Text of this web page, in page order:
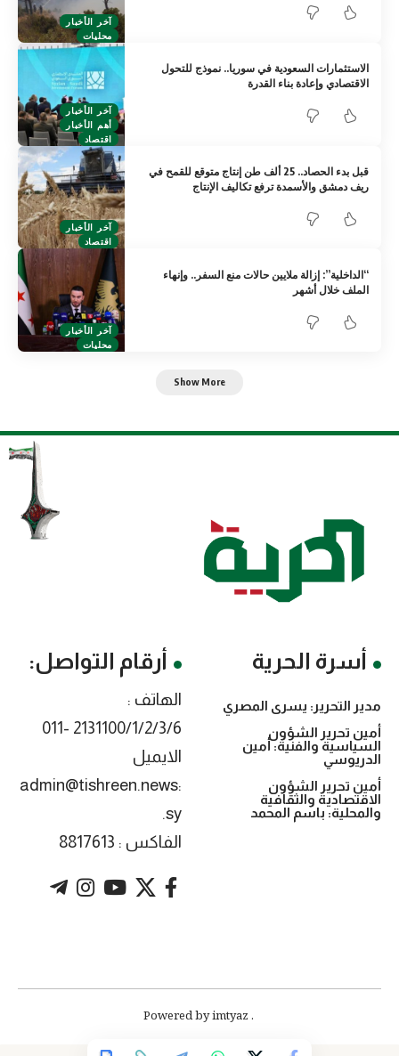
آخر الأخبار
محليات
آخر الأخبار
أهم الأخبار
اقتصاد
الاستثمارات السعودية في سوريا.. نموذج للتحول
الاقتصادي وإعادة بناء القدرة
آخر الأخبار
اقتصاد
قبل بدء الحصاد.. 25 ألف طن إنتاج متوقع للقمح في
ريف دمشق والأسمدة ترفع تكاليف الإنتاج
آخر الأخبار
محليات
“الداخلية”: إزالة ملايين حالات منع السفر.. وإنهاء
الملف خلال أشهر
Show More
أسرة الحرية
مدير التحرير: يسرى المصري
أمين تحرير الشؤون
السياسية والفنية: أمين
الدريوسي
أمين تحرير الشؤون
الاقتصادية والثقافية
والمحلية: باسم المحمد
أرقام التواصل:
الهاتف :
2131100/1/2/3/6 -011
الايميل
:admin@tishreen.news
.sy
الفاكس : 8817613
. Powered by imtyaz